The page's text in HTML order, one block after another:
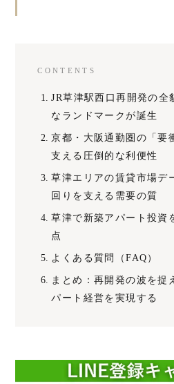
CONTENTS
JR草津駅西口再開発の全
なランドマークが誕生
京都・大阪通勤圏の「要
支える圧倒的な利便性
草津エリアの賃貸市場デ
回りを支える需要の質
草津で新築アパート投資
点
よくある質問（FAQ）
まとめ：再開発の波を捉
パート経営を実現する